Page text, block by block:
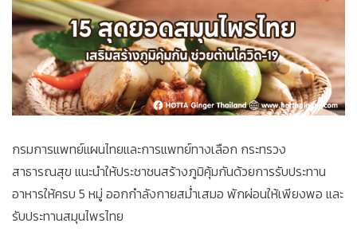
กรมการแพทย์แผนไทยและการแพทย์ทางเลือก กระทรวง
สาธารณสุข แนะนำให้ประชาชนสร้างภูมิคุ้มกันด้วยการรับประทาน
อาหารให้ครบ 5 หมู่ ออกกำลังกายสม่ำเสมอ พักผ่อนให้เพียงพอ และ
รับประทานสมุนไพรไทย